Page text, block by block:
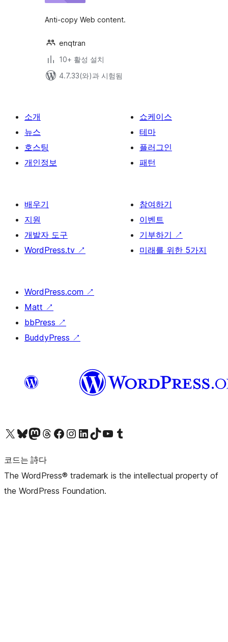
Anti-copy Web content.
enqtran
10+ 활성 설치
4.7.33(와)과 시험됨
소개
뉴스
호스팅
개인정보
쇼케이스
테마
플러그인
패턴
배우기
지원
개발자 도구
WordPress.tv ↗
참여하기
이벤트
기부하기 ↗
미래를 위한 5가지
WordPress.com ↗
Matt ↗
bbPress ↗
BuddyPress ↗
X(이전 트위터) 계정 방문하기블루스카이 계정 방문하기마스토돈 계정 방문하기스레드 계정 방문하기 페이스북 페이지 방문하기인스타그램 계정 방문하기 LinkedIn 계정 방문하기틱톡 계정 방문하기유튜브 채널 방문하기 텀블러 계정 방문하기
코드는 詩다
The WordPress® trademark is the intellectual property of
the WordPress Foundation.